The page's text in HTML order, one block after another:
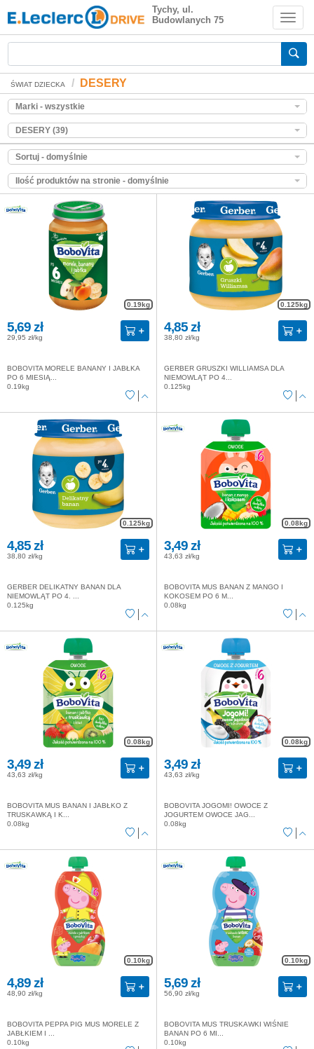
DESERY
Zakupy spożywcze online
Tychy, ul.
Budowlanych 75
ŚWIAT DZIECKA DESERY
Marki - wszystkie
DESERY (39)
Sortuj - domyślnie
Ilość produktów na stronie - domyślnie
0.19kg
5,69 zł
29,95 zł/kg
BOBOVITA MORELE BANANY I JABŁKA
PO 6 MIESIĄ...
0.19kg
0.125kg
4,85 zł
38,80 zł/kg
GERBER GRUSZKI WILLIAMSA DLA
NIEMOWLĄT PO 4...
0.125kg
0.125kg
4,85 zł
38,80 zł/kg
GERBER DELIKATNY BANAN DLA
NIEMOWLĄT PO 4. ...
0.125kg
0.08kg
3,49 zł
43,63 zł/kg
BOBOVITA MUS BANAN Z MANGO I
KOKOSEM PO 6 M...
0.08kg
0.08kg
3,49 zł
43,63 zł/kg
BOBOVITA MUS BANAN I JABŁKO Z
TRUSKAWKĄ I K...
0.08kg
0.08kg
3,49 zł
43,63 zł/kg
BOBOVITA JOGOMI! OWOCE Z
JOGURTEM OWOCE JAG...
0.08kg
0.10kg
4,89 zł
48,90 zł/kg
BOBOVITA PEPPA PIG MUS MORELE Z
JABŁKIEM I ...
0.10kg
0.10kg
5,69 zł
56,90 zł/kg
BOBOVITA MUS TRUSKAWKI WIŚNIE
BANAN PO 6 MI...
0.10kg